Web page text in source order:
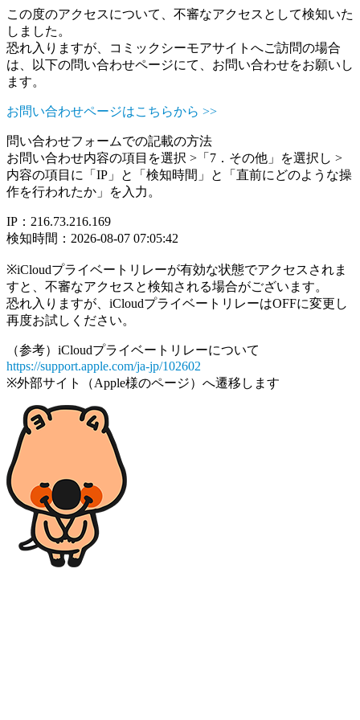
この度のアクセスについて、不審なアクセスとして検知いた
しました。
恐れ入りますが、コミックシーモアサイトへご訪問の場合
は、以下の問い合わせページにて、お問い合わせをお願いし
ます。
お問い合わせページはこちらから >>
問い合わせフォームでの記載の方法
お問い合わせ内容の項目を選択 >「7．その他」を選択し >
内容の項目に「IP」と「検知時間」と「直前にどのような操
作を行われたか」を入力。
IP：216.73.216.169
検知時間：2026-08-07 07:05:42
※iCloudプライベートリレーが有効な状態でアクセスされま
すと、不審なアクセスと検知される場合がございます。
恐れ入りますが、iCloudプライベートリレーはOFFに変更し
再度お試しください。
（参考）iCloudプライベートリレーについて
https://support.apple.com/ja-jp/102602
※外部サイト（Apple様のページ）へ遷移します